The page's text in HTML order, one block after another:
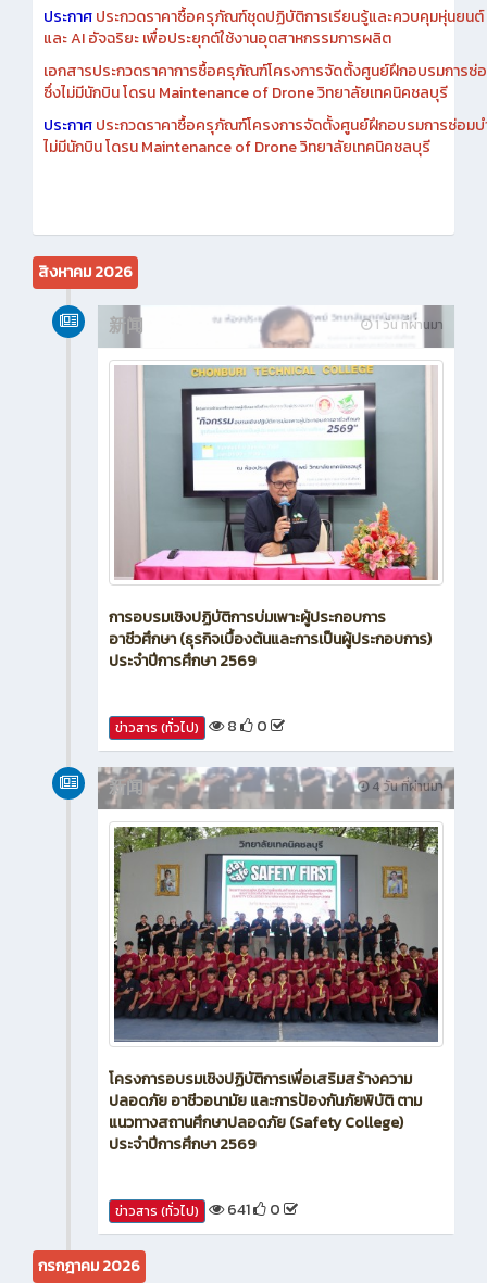
ประกาศประกวดราคาซื้อครุภัณฑ์ชุดปฏิบัติการเรียนรู้และควบคุมหุ่นยน
และ AI อัจฉริยะ เพื่อประยุกต์ใช้งานอุตสาหกรรมการผลิต
เอกสารประกวดราคาการซื้อครุภัณฑ์โครงการจัดตั้งศูนย์ฝึกอบรมการซ่
ซึ่งไม่มีนักบิน โดรน Maintenance of Drone วิทยาลัยเทคนิคชลบุรี
ประกาศประกวดราคาซื้อครุภัณฑ์โครงการจัดตั้งศูนย์ฝึกอบรมการซ่อมบ
ไม่มีนักบิน โดรน Maintenance of Drone วิทยาลัยเทคนิคชลบุรี
สิงหาคม 2026
1 วัน ที่ผ่านมา
新闻
การอบรมเชิงปฏิบัติการบ่มเพาะผู้ประกอบการ
อาชีวศึกษา (ธุรกิจเบื้องต้นและการเป็นผู้ประกอบการ)
ประจำปีการศึกษา 2569
ข่าวสาร (ทั่วไป) 8 0
4 วัน ที่ผ่านมา
新闻
โครงการอบรมเชิงปฏิบัติการเพื่อเสริมสร้างความ
ปลอดภัย อาชีวอนามัย และการป้องกันภัยพิบัติ ตาม
แนวทางสถานศึกษาปลอดภัย (Safety College)
ประจำปีการศึกษา 2569
ข่าวสาร (ทั่วไป) 641 0
กรกฎาคม 2026